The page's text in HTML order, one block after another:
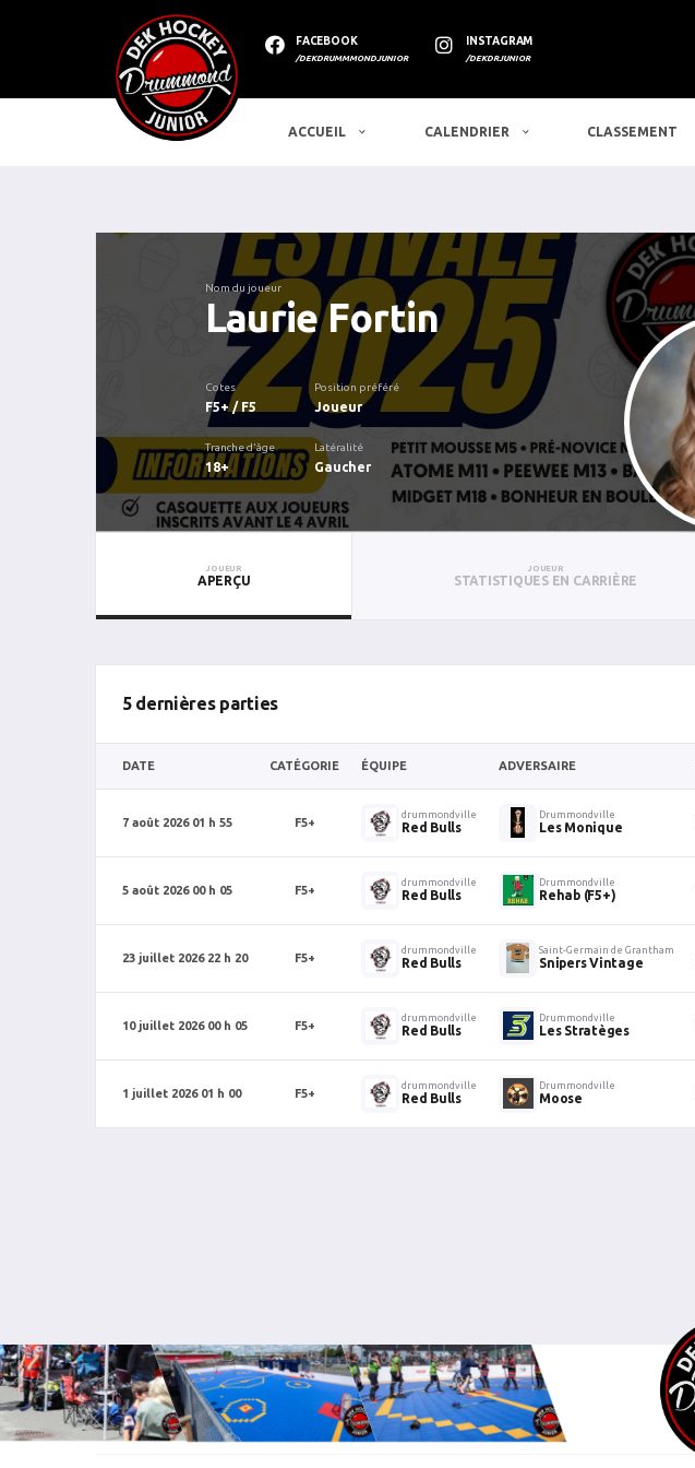
FACEBOOK
/DEKDRUMMMONDJUNIOR
INSTAGRAM
/DEKDRJUNIOR
ACCUEIL CALENDRIER CLASSEMENT
Nom du joueur
Laurie Fortin
Cotes
F5+ / F5
Position préféré
Joueur
Tranche d'âge
18+
Latéralité
Gaucher
JOUEUR
APERÇU
JOUEUR
STATISTIQUES EN CARRIÈRE
5 dernières parties
DATE CATÉGORIE ÉQUIPE ADVERSAIRE
7 août 2026 01 h 55 F5+
drummondville
Red Bulls
Drummondville
Les Monique
5 août 2026 00 h 05 F5+
drummondville
Red Bulls
Drummondville
Rehab (F5+)
23 juillet 2026 22 h 20 F5+
drummondville
Red Bulls
Saint-Germain de Grantham
Snipers Vintage
10 juillet 2026 00 h 05 F5+
drummondville
Red Bulls
Drummondville
Les Stratèges
1 juillet 2026 01 h 00 F5+
drummondville
Red Bulls
Drummondville
Moose